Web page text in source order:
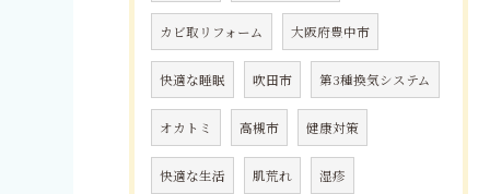
カビ取リフォーム 大阪府豊中市
快適な睡眠 吹田市 第3種換気システム
オカトミ 高槻市 健康対策
快適な生活 肌荒れ 湿疹